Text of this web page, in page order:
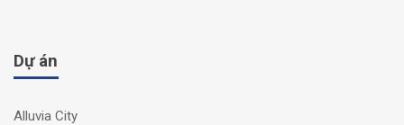
Dự án
Alluvia City